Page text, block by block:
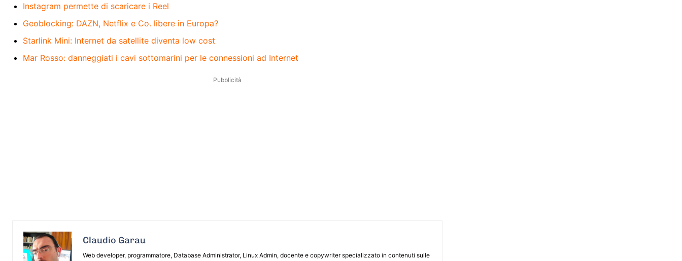
Instagram permette di scaricare i Reel
Geoblocking: DAZN, Netflix e Co. libere in Europa?
Starlink Mini: Internet da satellite diventa low cost
Mar Rosso: danneggiati i cavi sottomarini per le connessioni ad Internet
Pubblicità
Claudio Garau
Web developer, programmatore, Database Administrator, Linux Admin, docente e copywriter specializzato in contenuti sulle